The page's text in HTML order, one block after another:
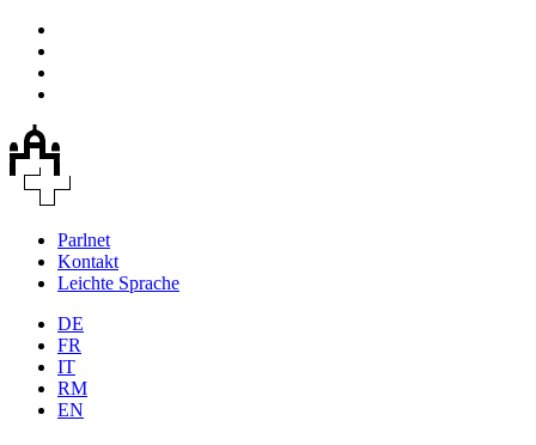
Parlnet
Kontakt
Leichte Sprache
DE
FR
IT
RM
EN